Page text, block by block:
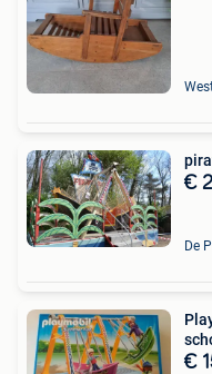
€
De
€